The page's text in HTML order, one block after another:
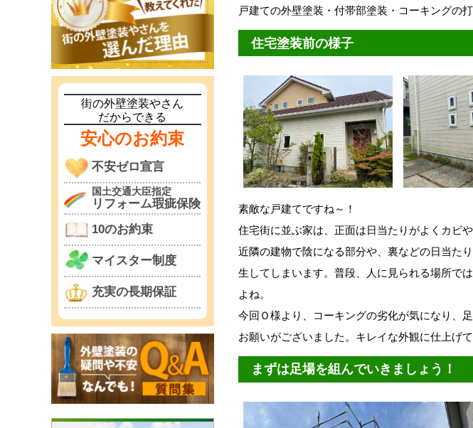
戸建ての外壁塗装・付帯部塗装・コーキングの
住宅塗装前の様子
素敵な戸建てですね～！
住宅街に並ぶ家は、正面は日当たりがよくカビ
近隣の建物で陰になる部分や、裏などの日当た
生してしまいます。普段、人に見られる場所で
よね。
今回Ｏ様より、コーキングの劣化が気になり、
お願いがございました。キレイな外観に仕上げ
まずは足場を組んでいきましょう！
街の外壁塗装やさん
だからできる
安心のお約束
不安ゼロ宣言
国土交通大臣指定
リフォーム瑕疵保険
10のお約束
マイスター制度
充実の長期保証